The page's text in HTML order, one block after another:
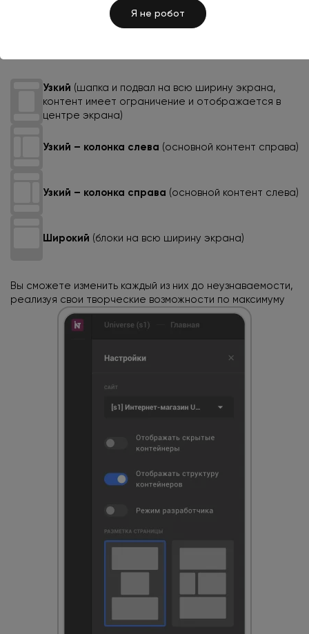
Я не робот
Если вы хотите создать абсолютно новый шаблон
Узкий (шапка и подвал на всю ширину экрана,
контент имеет ограничение и отображается в
центре экрана)
Узкий – колонка слева (основной контент справа)
Узкий – колонка справа (основной контент слева)
Широкий (блоки на всю ширину экрана)
Вы сможете изменить каждый из них до неузнаваемости,
реализуя свои творческие возможности по максимуму